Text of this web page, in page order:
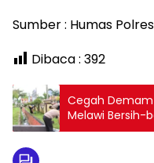
Sumber : Humas
Dibaca : 392
Cegah Demam
Melawi Bersih-
“Kesehatan